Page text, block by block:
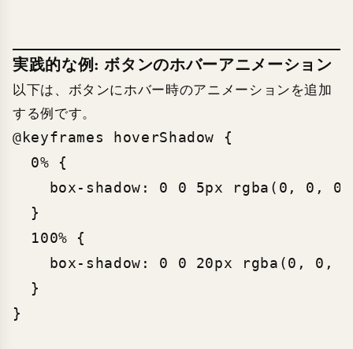
実践的な例: ボタンのホバーアニメーション
以下は、ボタンにホバー時のアニメーションを追加
する例です。
@keyframes hoverShadow {
  0% {
box-shadow: 0 0 5px rgba(0, 0,
  }
  100% {
box-shadow: 0 0 20px rgba(0, 0,
  }
}